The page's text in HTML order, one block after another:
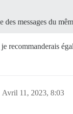
des messages du
recommanderais
Avril 11, 2023, 8:03